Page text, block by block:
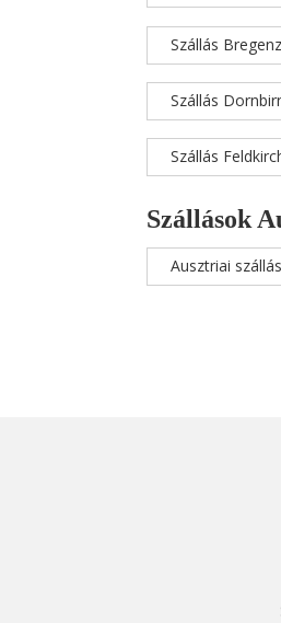
Szállás Bregenz
Szállás
Szállás
Szállások
Ausztriai